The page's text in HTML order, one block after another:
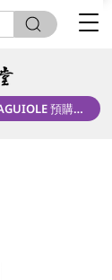
法國百年手工刀具 CHATEAU LAGUIOLE 預購中！